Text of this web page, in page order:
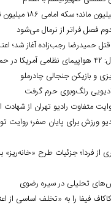
فصل فراتر از نرمال می‌شود
حمیدرضا رجب‌زاده آغاز شد؛
و بازیکن جنجالی چادرملو
رنگ‌وبوی حرم گرفت
متفاوت رادیو تهران از شهادت
ورزش برای پایان صفر؛ روایت
فردا؛ جزئیات طرح «خانه‌ریز»
تحلیلی در سیره رضوی